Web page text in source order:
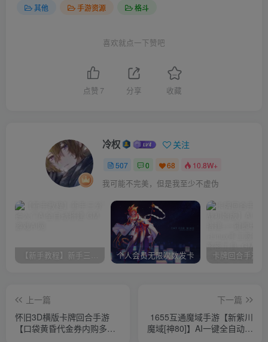
其他 手游资源 格斗
喜欢就点一下赞吧
点赞 7 分享 收藏
冷权 关注
507 0 68 10.8W+
我可能不完美，但是我至少不虚伪
【新手教程】新手三分钟入门AI全自动搭建 个人会员无限次数发卡
上一篇
怀旧3D横版卡牌回合手游
【口袋黄昏代金券内购多区
下一篇
1655互通魔域手游【新紫川
魔域[神80]】AI一键全自动搭